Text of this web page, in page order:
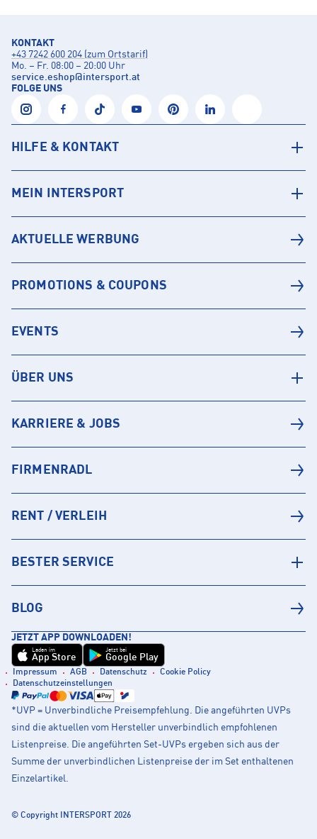
KONTAKT
+43 7242 600 204 (zum Ortstarif)
Mo. – Fr. 08:00 – 20:00 Uhr
service.eshop@intersport.at
FOLGE UNS
HILFE & KONTAKT
MEIN INTERSPORT
AKTUELLE WERBUNG
PROMOTIONS & COUPONS
EVENTS
ÜBER UNS
KARRIERE & JOBS
FIRMENRADL
RENT / VERLEIH
BESTER SERVICE
BLOG
JETZT APP DOWNLOADEN!
Laden im
App Store
Jetzt bei
Google Play
Impressum AGB Datenschutz
Cookie Policy
Datenschutzeinstellungen
*UVP = Unverbindliche Preisempfehlung. Die angeführten UVPs
sind die aktuellen vom Hersteller unverbindlich empfohlenen
Listenpreise. Die angeführten Set-UVPs ergeben sich aus der
Summe der unverbindlichen Listenpreise der im Set enthaltenen
Einzelartikel.
© Copyright INTERSPORT 2026